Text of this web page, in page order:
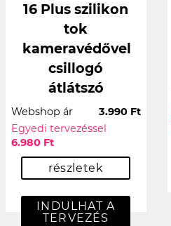
16 Plus szilikon
tok
kameravédővel
csillogó
átlátszó
Webshop ár
3.990 Ft
Egyedi tervezéssel
6.980 Ft
részletek
INDULHAT A
TERVEZÉS